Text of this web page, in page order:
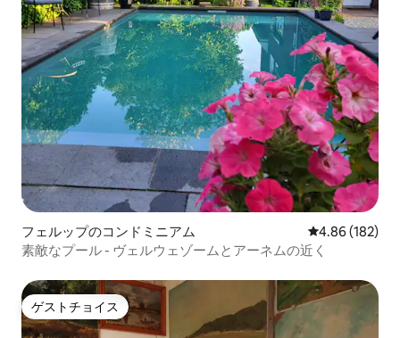
フェルップのコンドミニアム レビュー182
4.86 (182)
素敵なプール - ヴェルウェゾームとアーネムの近く
ゲストチョイス
ゲストチョイス